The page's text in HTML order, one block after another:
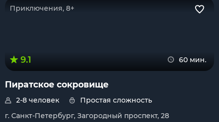
Приключения, 8+
9.1 60 мин.
Пиратское сокровище
2-8 человек
Простая сложность
г. Санкт-Петербург, Загородный проспект, 28